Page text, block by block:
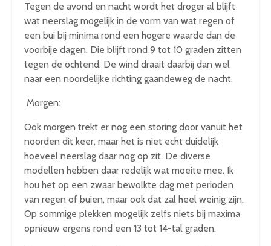
Tegen de avond en nacht wordt het droger al blijft
wat neerslag mogelijk in de vorm van wat regen of
een bui bij minima rond een hogere waarde dan de
voorbije dagen. Die blijft rond 9 tot 10 graden zitten
tegen de ochtend. De wind draait daarbij dan wel
naar een noordelijke richting gaandeweg de nacht.
Morgen:
Ook morgen trekt er nog een storing door vanuit het
noorden dit keer, maar het is niet echt duidelijk
hoeveel neerslag daar nog op zit. De diverse
modellen hebben daar redelijk wat moeite mee. Ik
hou het op een zwaar bewolkte dag met perioden
van regen of buien, maar ook dat zal heel weinig zijn.
Op sommige plekken mogelijk zelfs niets bij maxima
opnieuw ergens rond een 13 tot 14-tal graden.